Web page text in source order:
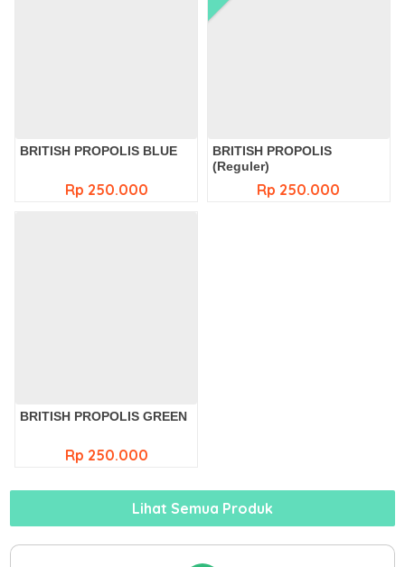
BRITISH PROPOLIS BLUE
Rp 250.000
BRITISH PROPOLIS
(Reguler)
Rp 250.000
BRITISH PROPOLIS GREEN
Rp 250.000
Lihat Semua Produk